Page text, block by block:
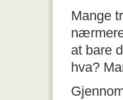
Mange
at bare
hva?